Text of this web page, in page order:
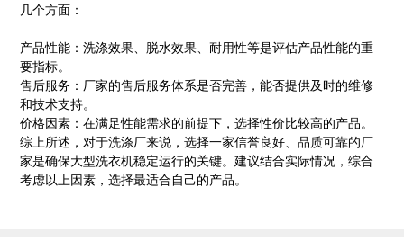
几个方面：
产品性能：洗涤效果、脱水效果、耐用性等是评估产品性能的重
要指标。
售后服务：厂家的售后服务体系是否完善，能否提供及时的维修
和技术支持。
价格因素：在满足性能需求的前提下，选择性价比较高的产品。
综上所述，对于洗涤厂来说，选择一家信誉良好、品质可靠的厂
家是确保大型洗衣机稳定运行的关键。建议结合实际情况，综合
考虑以上因素，选择最适合自己的产品。